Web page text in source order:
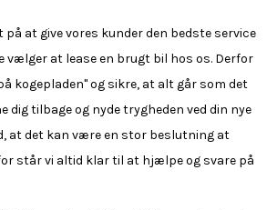
at give vores kunder den bedste service
vælger at lease en brugt bil hos os. Derfor
kogepladen" og sikre, at alt går som det
dig tilbage og nyde trygheden ved din nye
at det kan være en stor beslutning at
står vi altid klar til at hjælpe og svare på